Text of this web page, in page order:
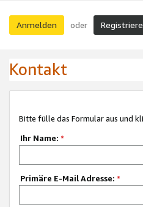
Anmelden oder
Kontakt
Bitte fülle das Formular aus und
Ihr Name: *
Primäre E-Mail Adresse: *